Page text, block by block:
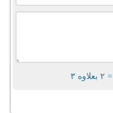
= ۲ بعلاوه ۳